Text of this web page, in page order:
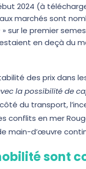
2024 (à
marchés sont
» sur le premier
en deçà du
des prix dans
la possibilité de
côté du transport,
conflits en mer
main-d’œuvre
sont